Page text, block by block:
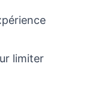
limiter